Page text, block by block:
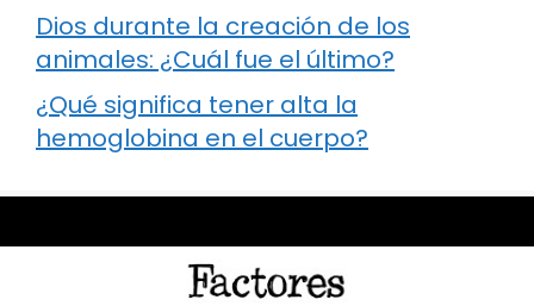
Dios durante la creación de los
animales: ¿Cuál fue el último?
¿Qué significa tener alta la
hemoglobina en el cuerpo?